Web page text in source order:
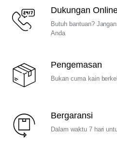
Dukungan
Butuh bantuan?
Anda
Pengemasan
Bukan cuma kain
Bergaransi
Dalam waktu 7 hari